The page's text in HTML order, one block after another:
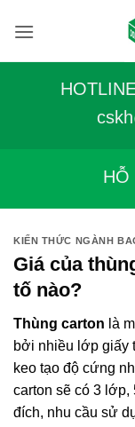
qua
c
HỖ
KIẾN THỨC NGÀNH
Giá của
tố nào?
Thùng carton là
bởi nhiều lớp giấy
keo tạo độ cứng
carton sẽ có 3 lớp,
đích, nhu cầu sử